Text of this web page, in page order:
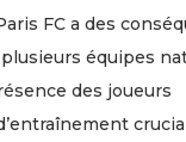
FC a des
équipes
des joueurs